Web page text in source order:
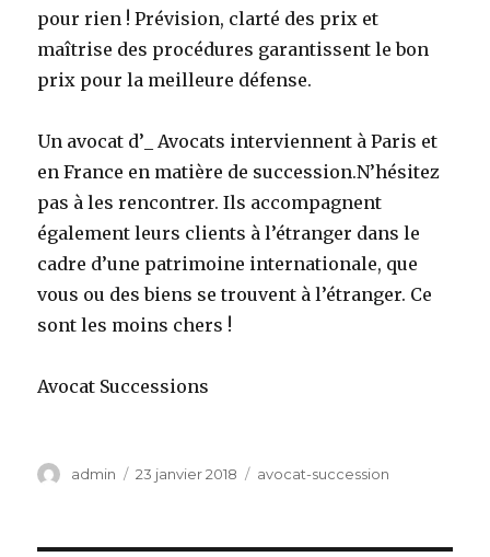
pour rien ! Prévision, clarté des prix et
maîtrise des procédures garantissent le bon
prix pour la meilleure défense.
Un avocat d’_ Avocats interviennent à Paris et
en France en matière de succession.N’hésitez
pas à les rencontrer. Ils accompagnent
également leurs clients à l’étranger dans le
cadre d’une patrimoine internationale, que
vous ou des biens se trouvent à l’étranger. Ce
sont les moins chers !
Avocat Successions
Auteur
admin
Publié
23 janvier 2018 Catégories
avocat-succession